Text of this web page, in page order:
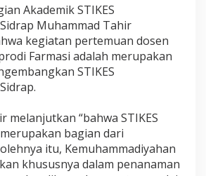
a
G
e
Akademik STIKES
Muhammad Tahir
kegiatan pertemuan dosen
Farmasi adalah merupakan
STIKES
melanjutkan “bahwa STIKES
bagian dari
itu, Kemuhammadiyahan
khususnya dalam penanaman